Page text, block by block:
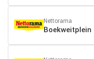
Nettorama
Boekweitplein